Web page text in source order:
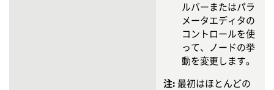
ルバーまたはパラ
メータエディタの
コントロールを使
って、ノードの挙
動を変更します。
注: 最初はほとんどの